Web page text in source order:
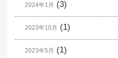
2024年1月 (3)
2023年10月 (1)
2023年5月 (1)